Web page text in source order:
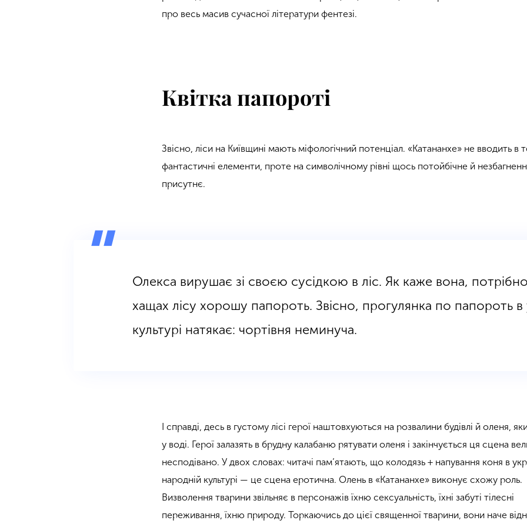
про весь масив сучасної літератури фентезі.
Квітка папороті
Звісно, ліси на Київщині мають міфологічний потенціал. «Катананхе» не вводить в
фантастичні елементи, проте на символічному рівні щось потойбічне й
присутнє.
Олекса вирушає зі своєю сусідкою в ліс. Як каже вона,
хащах лісу хорошу папороть. Звісно, прогулянка по папороть в
культурі натякає: чортівня неминуча.
І справді, десь в густому лісі герої наштовхуються на розвалини будівлі й оленя,
у воді. Герої залазять в брудну калабаню рятувати оленя і закінчується ця сцена
несподівано. У двох словах: читачі пам’ятають, що колодязь + напування коня в
народній культурі — це сцена еротична. Олень в «Катананхе» виконує схожу роль.
Визволення тварини звільняє в персонажів їхню сексуальність, їхні забуті тілесні
переживання, їхню природу. Торкаючись до цієї священної тварини, вони наче